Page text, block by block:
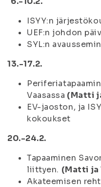
ISYY:n
UEF:n johdon
SYL:n
13.-17.2.
Vaasassa (Matti
EV-jaoston, ja
kokoukset
20.-24.2.
Tapaaminen
liittyen. (Matti ja
Akateemisen